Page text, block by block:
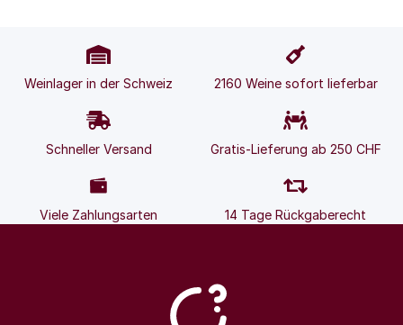
Weinlager in der Schweiz 2160 Weine sofort lieferbar
Schneller Versand Gratis-Lieferung ab 250 CHF
Viele Zahlungsarten 14 Tage Rückgaberecht